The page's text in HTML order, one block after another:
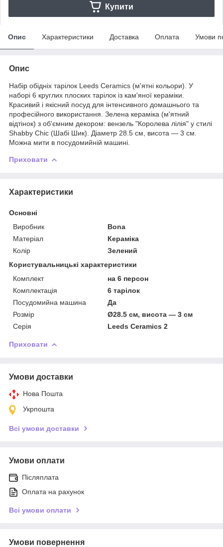
Купити
Опис Характеристики Доставка Оплата Умови
Опис
Набір обідніх тарілок Leeds Ceramics (м'ятні кольори). У
наборі 6 круглих плоских тарілок із кам'яної кераміки.
Красивий і якісний посуд для інтенсивного домашнього та
професійного використання. Зелена кераміка (м'ятний
відтінок) з об'ємним декором: вензель "Королева лілія" у стилі
Shabby Chic (Шабі Шик). Діаметр 28.5 см, висота — 3 см.
Можна мити в посудомийній машині.
Приховати
Характеристики
Основні
Виробник
Bona
Матеріал
Кераміка
Колір
Зелений
Користувальницькі характеристики
Комплект
на 6 персон
Комплектація
6 тарілок
Посудомийна машина
Да
Розмір
Ø28.5 см, висота — 3 см
Серія
Leeds Ceramics 2
Приховати
Умови доставки
Нова Пошта
Укрпошта
Всі умови доставки
Умови оплати
Післяплата
Оплата на рахунок
Всі умови оплати
Умови повернення